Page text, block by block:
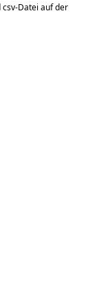
csv-Datei auf der